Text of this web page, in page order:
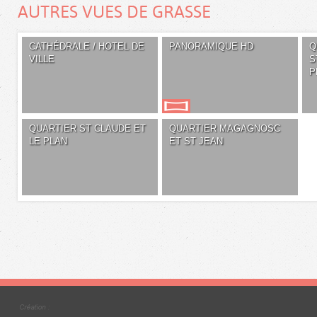
AUTRES VUES DE GRASSE
CATHÉDRALE / HOTEL DE
VILLE
PANORAMIQUE HD
QUARTIER ST CLAUDE ET
LE PLAN
QUARTIER MAGAGNOSC
ET ST JEAN